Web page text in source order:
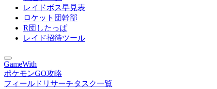
レイドボス早見表
ロケット団幹部
R団したっぱ
レイド招待ツール
GameWith
ポケモンGO攻略
フィールドリサーチタスク一覧